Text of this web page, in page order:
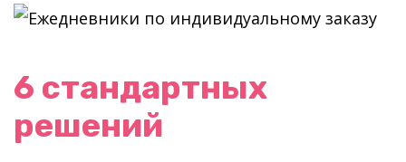
6 стандартных
решений